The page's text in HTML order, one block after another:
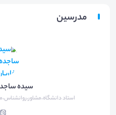
مدرسین
سیده
استاد